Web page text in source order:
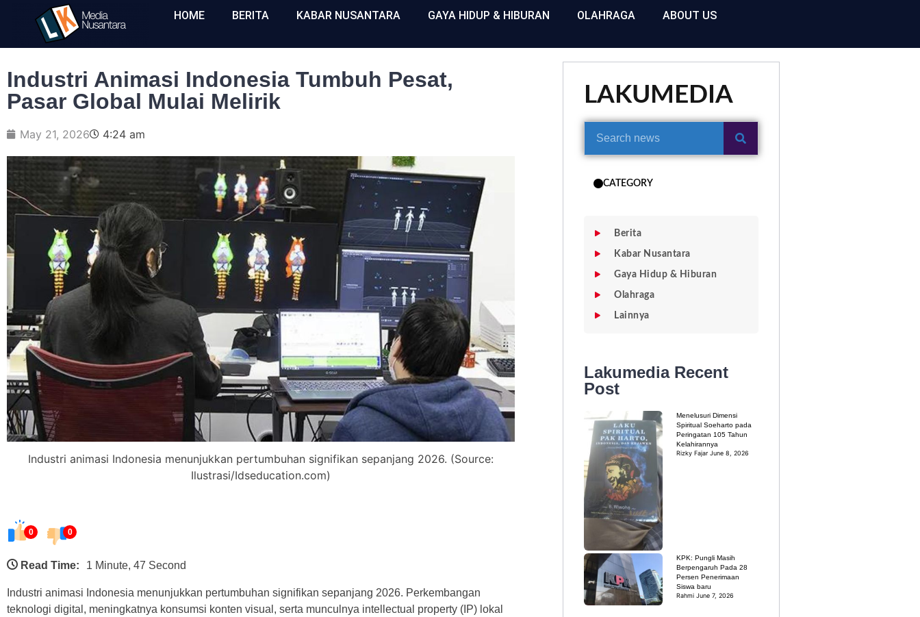
HOME BERITA KABAR NUSANTARA GAYA HIDUP & HIBURAN OLAHRAGA ABOUT US
Industri Animasi Indonesia Tumbuh Pesat,
Pasar Global Mulai Melirik
May 21, 2026 4:24 am
Industri animasi Indonesia menunjukkan pertumbuhan signifikan sepanjang 2026. (Source:
Ilustrasi/Idseducation.com)
0 0
Read Time: 1 Minute, 47 Second
Industri animasi Indonesia menunjukkan pertumbuhan signifikan sepanjang 2026. Perkembangan
teknologi digital, meningkatnya konsumsi konten visual, serta munculnya intellectual property (IP) lokal
LAKUMEDIA
CATEGORY
Berita
Kabar Nusantara
Gaya Hidup & Hiburan
Olahraga
Lainnya
Lakumedia Recent
Post
Menelusuri Dimensi
Spiritual Soeharto pada
Peringatan 105 Tahun
Kelahirannya
Rizky FajarJune 8, 2026
KPK: Pungli Masih
Berpengaruh Pada 28
Persen Penerimaan
Siswa baru
Rahmi June 7, 2026